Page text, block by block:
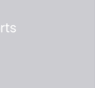
ist in